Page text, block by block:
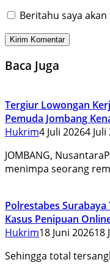
Beritahu saya
Baca Juga
Tergiur Lowongan
Pemuda Jombang
Hukrim4 Juli 20264 Juli
JOMBANG,
menimpa seorang
Polrestabes
Kasus Penipuan
Hukrim18 Juni 202618
Sehingga total